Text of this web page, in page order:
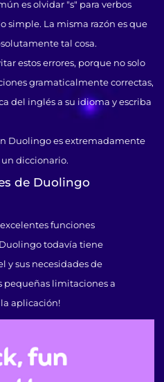
es olvidar "s" para verbos
simple. La misma razón es que
tal cosa.
estos errores, porque no solo
gramaticalmente correctas,
del inglés a su idioma y escriba
Duolingo es extremadamente
diccionario.
de Duolingo
funciones
todavía tiene
y sus necesidades de
limitaciones a
aplicación!